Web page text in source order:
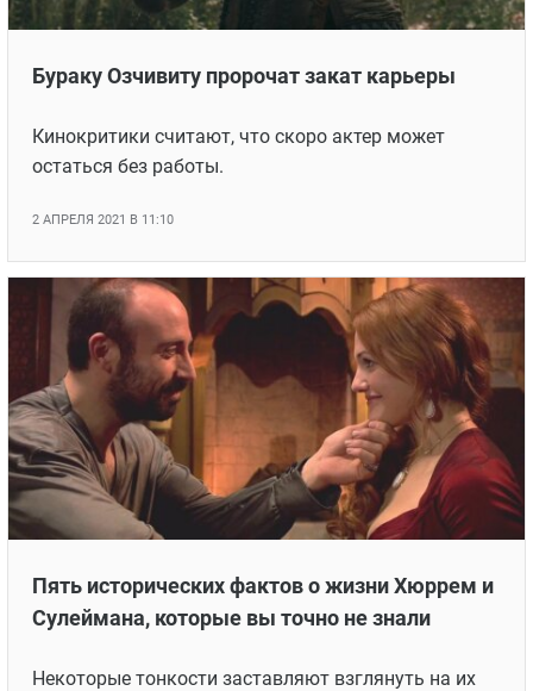
Бураку Озчивиту пророчат закат карьеры
Кинокритики считают, что скоро актер может
остаться без работы.
2 АПРЕЛЯ 2021 В 11:10
Пять исторических фактов о жизни Хюррем и
Сулеймана, которые вы точно не знали
Некоторые тонкости заставляют взглянуть на их